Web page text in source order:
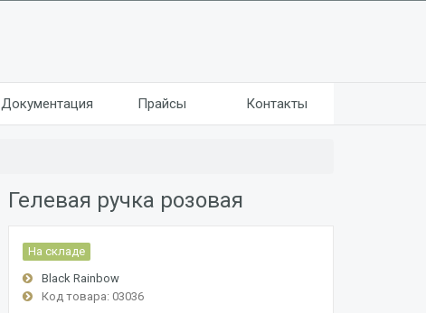
Документация Прайсы Контакты
Гелевая ручка розовая
На складе
Black Rainbow
Код товара: 03036